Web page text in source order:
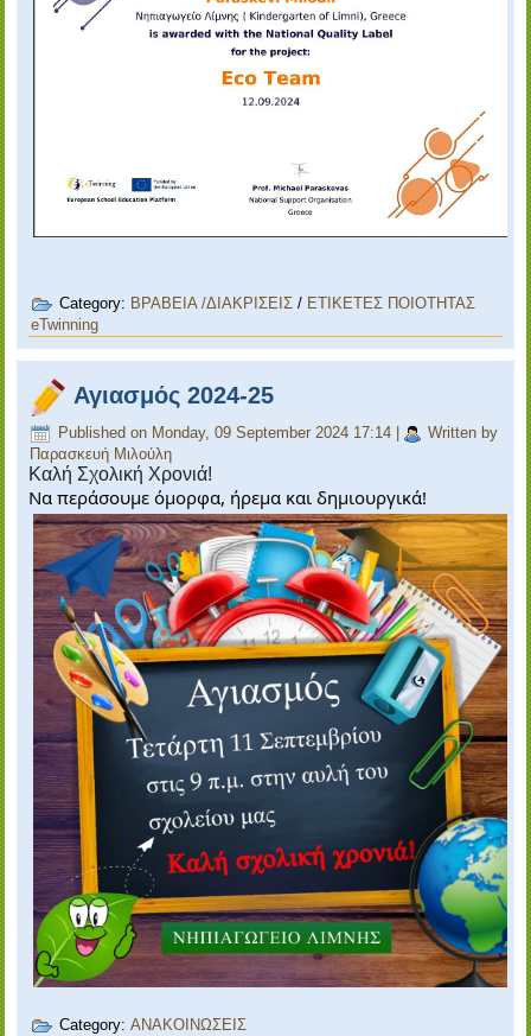
Category: ΒΡΑΒΕΙΑ /ΔΙΑΚΡΙΣΕΙΣ / ΕΤΙΚΕΤΕΣ ΠΟΙΟΤΗΤΑΣ
eTwinning
Αγιασμός 2024-25
Published on Monday, 09 September 2024 17:14
Written by
Παρασκευή Μιλούλη
Καλή Σχολική Χρονιά!
Να περάσουμε όμορφα, ήρεμα και δημιουργικά!
Category:ΑΝΑΚΟΙΝΩΣΕΙΣ